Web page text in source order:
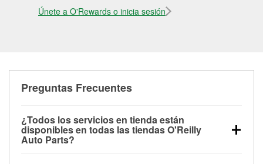
Únete a O'Rewards o inicia sesión
Preguntas Frecuentes
¿Todos los servicios en tienda están
disponibles en todas las tiendas O'Reilly
Auto Parts?